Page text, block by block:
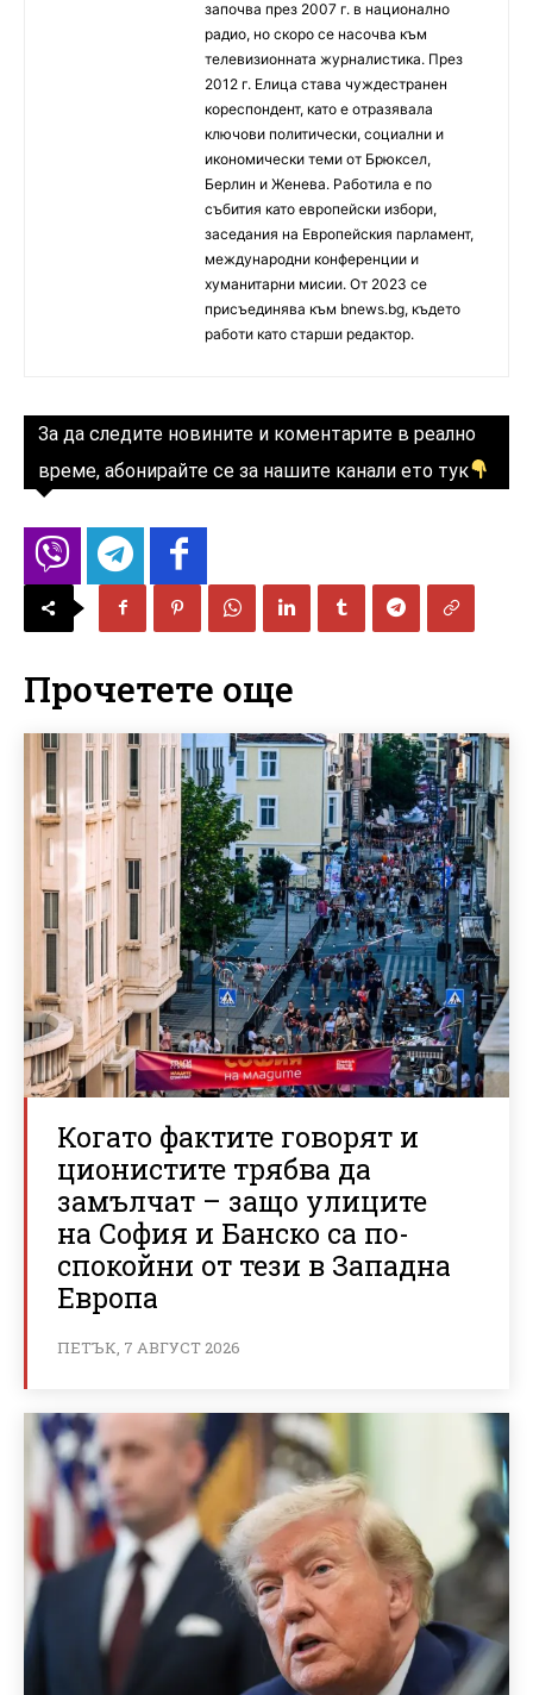
започва през 2007 г. в национално
радио, но скоро се насочва към
телевизионната журналистика. През
2012 г. Елица става чуждестранен
кореспондент, като е отразявала
ключови политически, социални и
икономически теми от Брюксел,
Берлин и Женева. Работила е по
събития като европейски избори,
заседания на Европейския парламент,
международни конференции и
хуманитарни мисии. От 2023 се
присъединява към bnews.bg, където
работи като старши редактор.
За да следите новините и коментарите в реално
време, абонирайте се за нашите канали ето тук
Прочетете още
Когато фактите говорят и
ционистите трябва да
замълчат – защо улиците
на София и Банско са по-
спокойни от тези в Западна
Европа
ПЕТЪК, 7 АВГУСТ 2026